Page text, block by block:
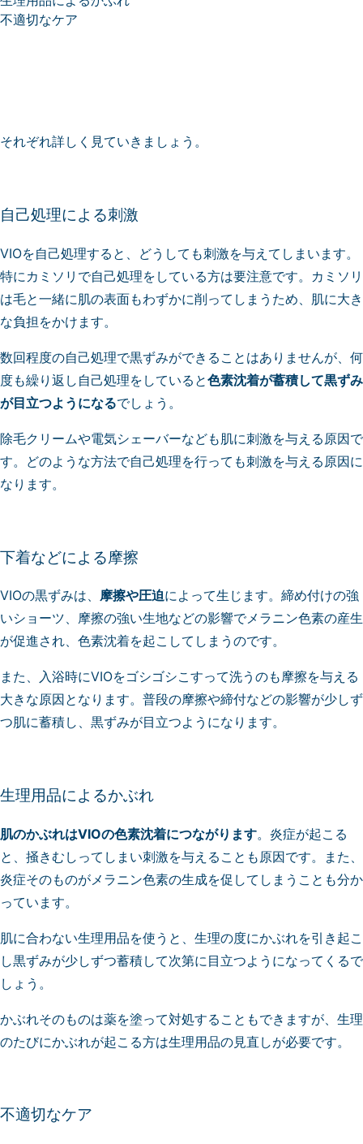
不適切なケア
それぞれ詳しく見ていきましょう。
自己処理による刺激
VIOを自己処理すると、どうしても刺激を与えてしまいます。
特にカミソリで自己処理をしている方は要注意です。カミソリ
は毛と一緒に肌の表面もわずかに削ってしまうため、肌に大き
な負担をかけます。
数回程度の自己処理で黒ずみができることはありませんが、何
度も繰り返し自己処理をしていると色素沈着が蓄積して黒ずみ
が目立つようになるでしょう。
除毛クリームや電気シェーバーなども肌に刺激を与える原因で
す。どのような方法で自己処理を行っても刺激を与える原因に
なります。
下着などによる摩擦
VIOの黒ずみは、 摩擦や圧迫によって生じます。締め付けの強
いショーツ、摩擦の強い生地などの影響でメラニン色素の産生
が促進され、色素沈着を起こしてしまうのです。
また、入浴時にVIOをゴシゴシこすって洗うのも摩擦を与える
大きな原因となります。普段の摩擦や締付などの影響が少しず
つ肌に蓄積し、黒ずみが目立つようになります。
生理用品によるかぶれ
肌のかぶれはVIOの色素沈着につながります。炎症が起こる
と、掻きむしってしまい刺激を与えることも原因です。また、
炎症そのものがメラニン色素の生成を促してしまうことも分か
っています。
肌に合わない生理用品を使うと、生理の度にかぶれを引き起こ
し黒ずみが少しずつ蓄積して次第に目立つようになってくるで
しょう。
かぶれそのものは薬を塗って対処することもできますが、生理
のたびにかぶれが起こる方は生理用品の見直しが必要です。
不適切なケア